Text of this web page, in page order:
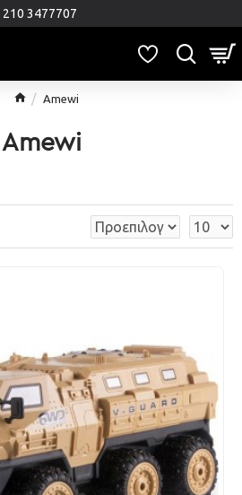
210 3477707
Amewi
Amewi